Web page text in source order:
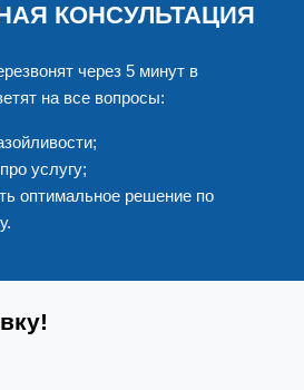
КОНСУЛЬТАЦИЯ
через 5 минут в
на все вопросы:
услугу;
оптимальное решение по